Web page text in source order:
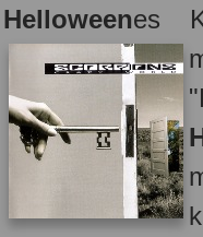
Helloweenes